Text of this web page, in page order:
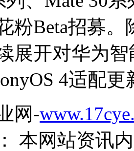
粉Beta招募
展开对华为
4适配更
网-
本网站资讯